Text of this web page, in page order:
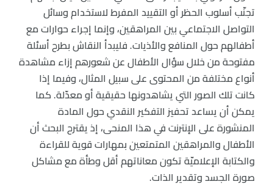
تجنّب أسلوب الحظر أو التقييد المفرط لاستخدام وسائل
التواصل الاجتماعي بين المراهقين، وإنما إجراء حوارات مع
أطفالهم حول المنافع والأذيات. فليبدأ النقاش بطرح أسئلة
مفتوحة من خلال سؤال الأطفال عن شعورهم إزاء مشاهدة
أنواع مختلفة من المحتوى على سبيل المثال، وفيما إذا
كانت تلك الصور التي يشاهدونها حقيقية أو معدّلة. كما
يمكن أن يساعد تحفيز التفكير النقدي حول المادة
المنشورة على الإنترنت في هذا المنحى، إذ يقترح البحث أن
الأطفال والمراهقين المتمتعين بمهارات قوية للقراءة
والكتابة الإعلاميّة تكون معاناتهم أقل وطأة مع مشاكل
صورة الجسد وتقدير الذات.